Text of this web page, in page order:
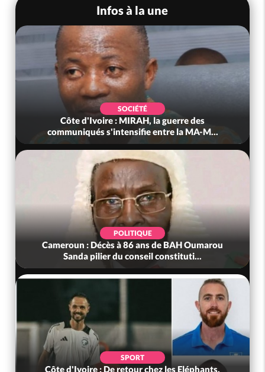
Infos à la une
SOCIÉTÉ
Côte d'Ivoire : MIRAH, la guerre des
communiqués s'intensifie entre la MA-M...
POLITIQUE
Cameroun : Décès à 86 ans de BAH Oumarou
Sanda pilier du conseil constituti...
SPORT
Côte d'Ivoire : De retour chez les Eléphants,